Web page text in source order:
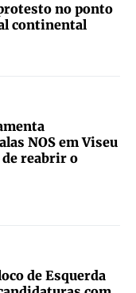
no ponto
continental
NOS em Viseu
reabrir o
de Esquerda